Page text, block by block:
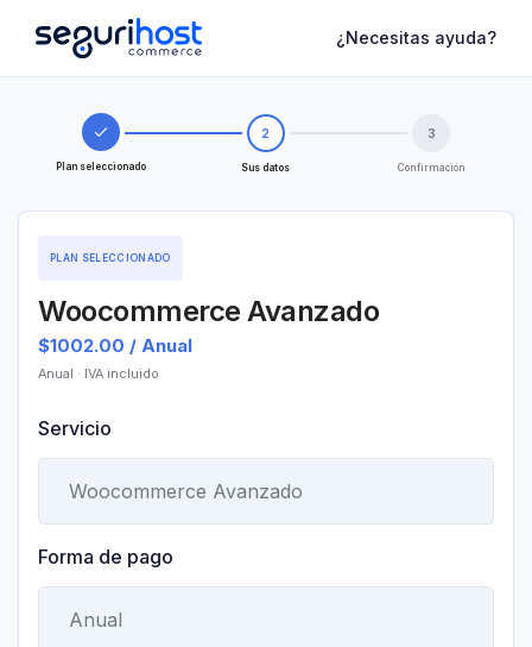
¿Necesitas ayuda?
Plan seleccionado
2
Sus datos
3
Confirmación
PLAN SELECCIONADO
Woocommerce Avanzado
$1002.00 / Anual
Anual · IVA incluido
Servicio
Forma de pago